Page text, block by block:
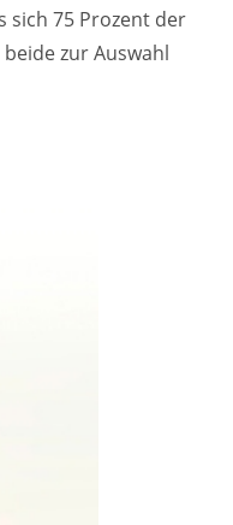
sich 75 Prozent der
zur Auswahl